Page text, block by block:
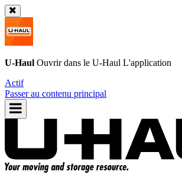
U-Haul Ouvrir dans le U-Haul L'application
Actif
Passer au contenu principal